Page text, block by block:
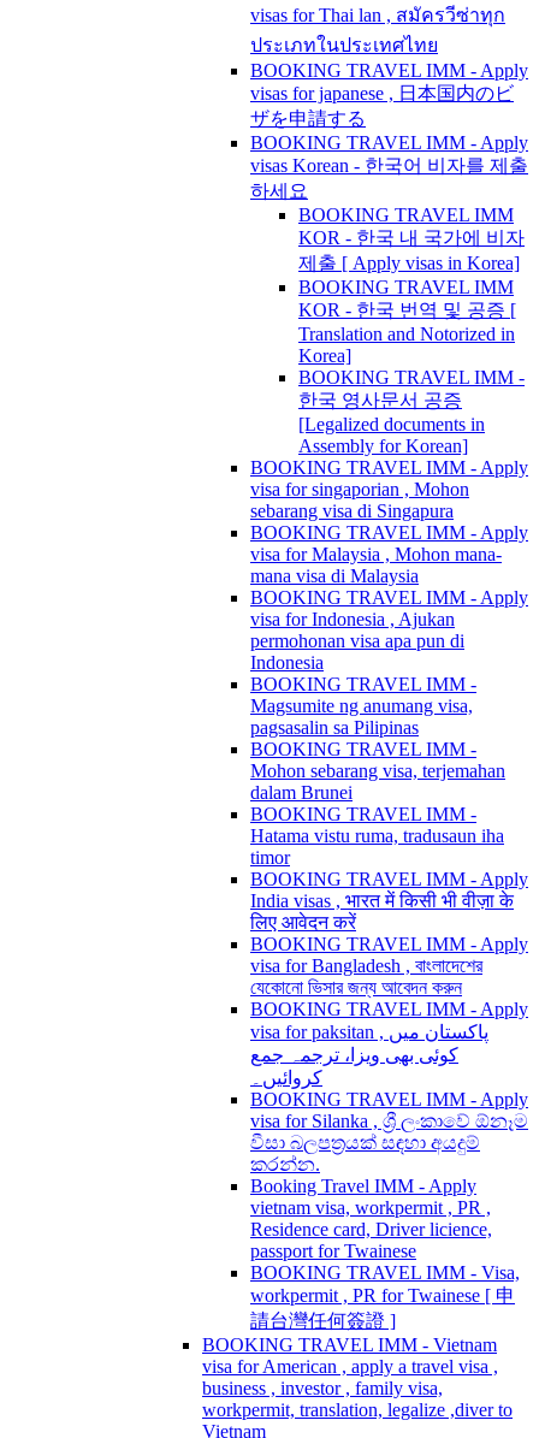
visas for Thai lan , สมัครวีซ่าทุก
ประเภทในประเทศไทย
BOOKING TRAVEL IMM - Apply
visas for japanese , 日本国内のビ
ザを申請する
BOOKING TRAVEL IMM - Apply
visas Korean - 한국어 비자를 제출
하세요
BOOKING TRAVEL IMM
KOR - 한국 내 국가에 비자
제출 [ Apply visas in Korea]
BOOKING TRAVEL IMM
KOR - 한국 번역 및 공증 [
Translation and Notorized in
Korea]
BOOKING TRAVEL IMM -
한국 영사문서 공증
[Legalized documents in
Assembly for Korean]
BOOKING TRAVEL IMM - Apply
visa for singaporian , Mohon
sebarang visa di Singapura
BOOKING TRAVEL IMM - Apply
visa for Malaysia , Mohon mana-
mana visa di Malaysia
BOOKING TRAVEL IMM - Apply
visa for Indonesia , Ajukan
permohonan visa apa pun di
Indonesia
BOOKING TRAVEL IMM -
Magsumite ng anumang visa,
pagsasalin sa Pilipinas
BOOKING TRAVEL IMM -
Mohon sebarang visa, terjemahan
dalam Brunei
BOOKING TRAVEL IMM -
Hatama vistu ruma, tradusaun iha
timor
BOOKING TRAVEL IMM - Apply
India visas , भारत में किसी भी वीज़ा के
लिए आवेदन करें
BOOKING TRAVEL IMM - Apply
visa for Bangladesh , বাংলাদেশের
যেকোনো ভিসার জন্য আবেদন করুন
BOOKING TRAVEL IMM - Apply
visa for paksitan , پاکستان میں
کوئی بھی ویزا، ترجمہ جمع
کروائیں۔
BOOKING TRAVEL IMM - Apply
visa for Silanka , ශ්‍රී ලංකාවේ ඕනෑම
වීසා බලපත්‍රයක් සඳහා අයදුම්
කරන්න.
Booking Travel IMM - Apply
vietnam visa, workpermit , PR ,
Residence card, Driver licience,
passport for Twainese
BOOKING TRAVEL IMM - Visa,
workpermit , PR for Twainese [ 申
請台灣任何簽證 ]
BOOKING TRAVEL IMM - Vietnam
visa for American , apply a travel visa ,
business , investor , family visa,
workpermit, translation, legalize ,diver to
Vietnam